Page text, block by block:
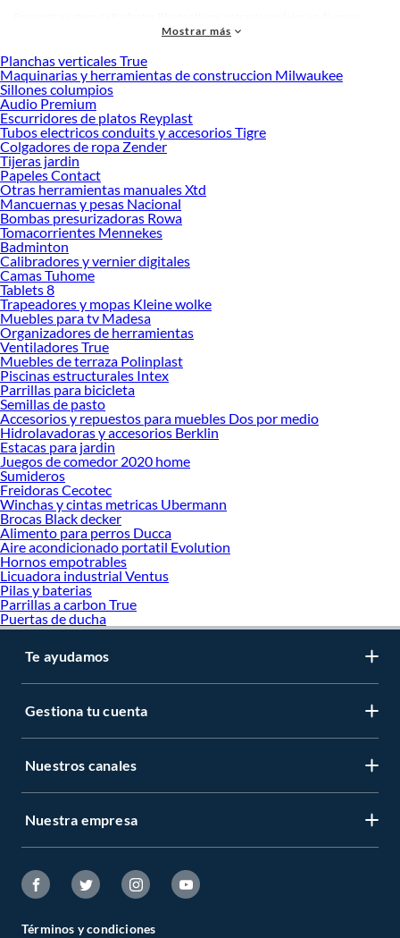
materiales, medidas, colores y demás características específicas de tu
necesario para cada uno de tus proyectos en las mejores marcas de calidad y con
garantía.
Precios de Parlantes Bluetooth en Sodimac Perú
Si buscar ahorrar, estás en la tienda correcta porque en Sodimac tenemos
nuestra política de precios bajos garantizados en Parlantes Bluetooth, así que no
dudes más y compra online este producto con sus complementos para que
termines tu proyecto al 100% a un costo económico. Además, elige entre las
opciones de delivery o recojo en tienda.
Las mejores marcas de Parlantes Bluetooth
Sabemos que la calidad, confianza y seguridad son factores importantes al
momento de decidir qué modelo comprar, por ello contamos con una amplia
oferta de marcas prestigiosas y reconocidas en Parlantes Bluetooth. De esta
manera, inviertes en durabilidad, rendimiento, excelencia y satisfacción
garantizada.
Mostrar más
Planchas verticales True
Maquinarias y herramientas de construccion Milwaukee
Sillones columpios
Audio Premium
Escurridores de platos Reyplast
Tubos electricos conduits y accesorios Tigre
Colgadores de ropa Zender
Tijeras jardin
Papeles Contact
Otras herramientas manuales Xtd
Mancuernas y pesas Nacional
Bombas presurizadoras Rowa
Tomacorrientes Mennekes
Badminton
Calibradores y vernier digitales
Camas Tuhome
Tablets 8
Trapeadores y mopas Kleine wolke
Muebles para tv Madesa
Organizadores de herramientas
Ventiladores True
Muebles de terraza Polinplast
Piscinas estructurales Intex
Parrillas para bicicleta
Semillas de pasto
Accesorios y repuestos para muebles Dos por medio
Hidrolavadoras y accesorios Berklin
Estacas para jardin
Juegos de comedor 2020 home
Sumideros
Freidoras Cecotec
Winchas y cintas metricas Ubermann
Brocas Black decker
Alimento para perros Ducca
Aire acondicionado portatil Evolution
Hornos empotrables
Licuadora industrial Ventus
Pilas y baterias
Parrillas a carbon True
Puertas de ducha
Te ayudamos
Gestiona tu cuenta
Nuestros canales
Nuestra empresa
Términos y condiciones